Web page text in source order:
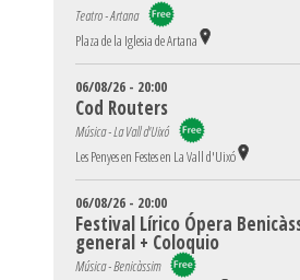
Teatro - Artana
Plaza de la Iglesia de Artana
06/08/26 - 20:00
Cod Routers
Música - La Vall d'Uixó
Les Penyes en Festes en La Vall d'Uixó
06/08/26 - 20:00
Festival Lírico Ópera
general + Coloquio
Música - Benicàssim